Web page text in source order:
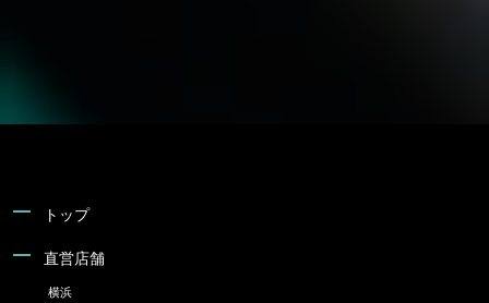
トップ
直営店舗
横浜